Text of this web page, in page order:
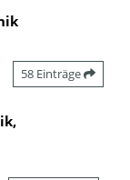
58 Einträge